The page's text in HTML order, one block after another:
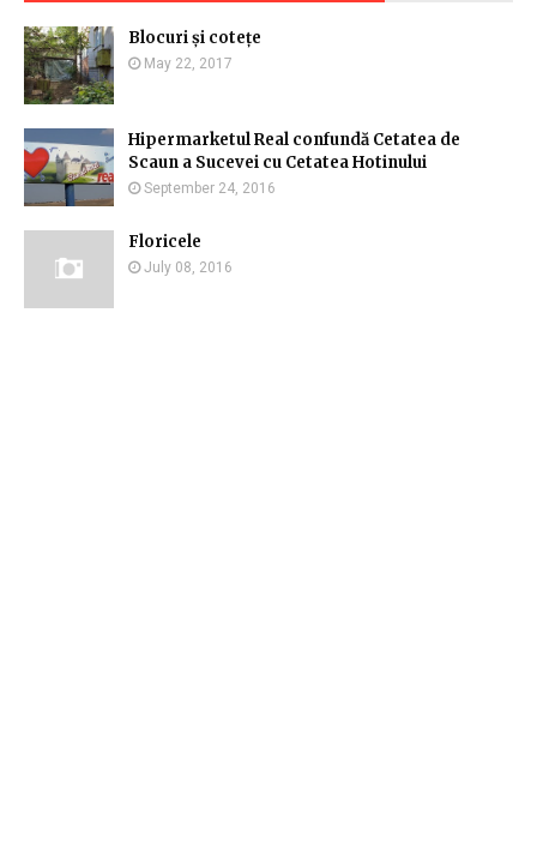
Blocuri și cotețe
May 22, 2017
Hipermarketul Real confundă Cetatea de
Scaun a Sucevei cu Cetatea Hotinului
September 24, 2016
Floricele
July 08, 2016